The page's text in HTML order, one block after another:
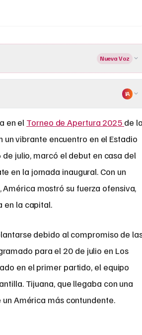
Nueva Voz
IA
en el Torneo de Apertura 2025 de
un vibrante encuentro en el Estadio
julio, marcó el debut en casa del
en la jornada inaugural. Con un
, América mostró su fuerza ofensiva,
en la capital.
debido al compromiso de
para el 20 de julio en Los
en el primer partido, el equipo
Tijuana, que llegaba con una
América más contundente.